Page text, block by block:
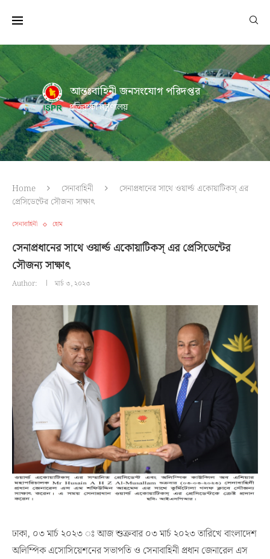
আন্তঃবাহিনী জনসংযোগ পরিদপ্তর
প্রতিরক্ষা মন্ত্রণালয়
Home সেনাবাহিনী
সেনাপ্রধানের সাথে ওয়ার্ল্ড একোয়াটিকস্ এর
প্রেসিডেন্টের সৌজন্য সাক্ষাৎ
সেনাবাহিনী হোম
সেনাপ্রধানের সাথে ওয়ার্ল্ড একোয়াটিকস্ এর প্রেসিডেন্টের
সৌজন্য সাক্ষাৎ
Author: মার্চ ৩, ২০২৩
ঢাকা, ০৩ মার্চ ২০২৩ ঃ আজ শুক্রবার ০৩ মার্চ ২০২৩ তারিখে বাংলাদেশ
অলিম্পিক এসোসিয়েশনের সভাপতি ও সেনাবাহিনী প্রধান জেনারেল এস